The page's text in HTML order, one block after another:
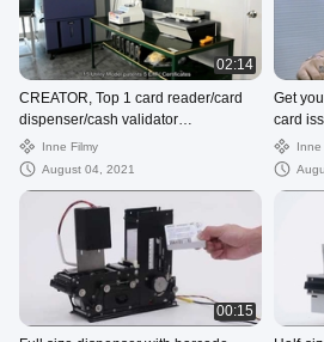
02:14
CREATOR, Top 1 card reader/card
dispenser/cash validator
manufacturer of CHINA
Inne Filmy
August 04, 2021
Get
card
Inne
00:15